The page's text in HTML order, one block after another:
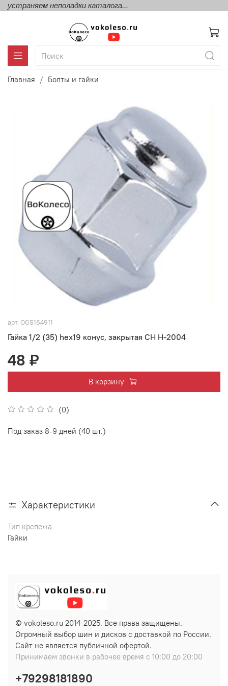
устраняем неполадки каталога...
Главная Болты и гайки
арт. OGS164911
Гайка 1/2 (35) hex19 конус, закрытая CH H-2004
(0)
48 ₽
В корзину
Под заказ 8-9 дней (40 шт.)
Характеристики
Тип крепежа
Гайки
© vokoleso.ru 2014-2025. Все права защищены.
Огромный выбор шин и дисков с доставкой по России.
Сайт не является публичной офертой.
Принимаем звонки в рабочее время с 10:00 до 20:00
+79298181890